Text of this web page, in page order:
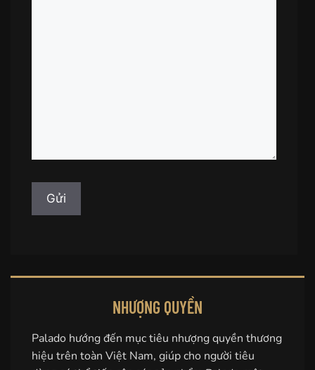
NHƯỢNG QUYỀN
Palado hướng đến mục tiêu nhượng quyền thương
hiệu trên toàn Việt Nam, giúp cho người tiêu